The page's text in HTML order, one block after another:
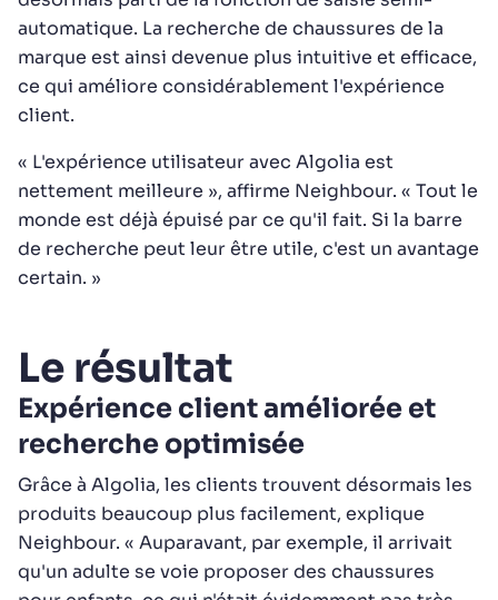
automatique. La recherche de chaussures de la
marque est ainsi devenue plus intuitive et efficace,
ce qui améliore considérablement l'expérience
client.
« L'expérience utilisateur avec Algolia est
nettement meilleure », affirme Neighbour. « Tout le
monde est déjà épuisé par ce qu'il fait. Si la barre
de recherche peut leur être utile, c'est un avantage
certain. »
Le résultat
Expérience client améliorée et
recherche optimisée
Grâce à Algolia, les clients trouvent désormais les
produits beaucoup plus facilement, explique
Neighbour. « Auparavant, par exemple, il arrivait
qu'un adulte se voie proposer des chaussures